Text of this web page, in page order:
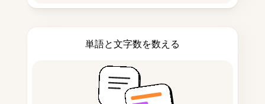
単語と文字数を数える